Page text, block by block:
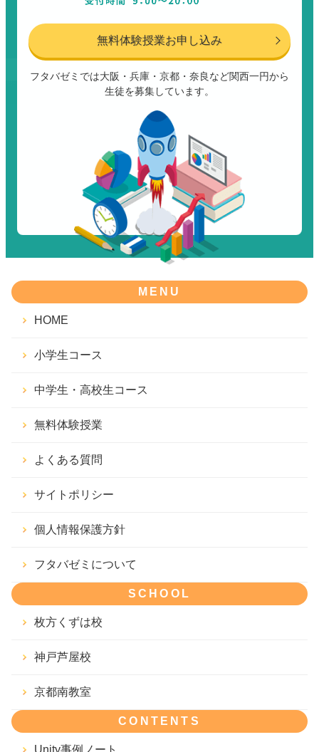
無料体験授業お申し込み
フタバゼミでは大阪・兵庫・京都・奈良など関西一円から
生徒を募集しています。
MENU
HOME
小学生コース
中学生・高校生コース
無料体験授業
よくある質問
サイトポリシー
個人情報保護方針
フタバゼミについて
SCHOOL
枚方くずは校
神戸芦屋校
京都南教室
CONTENTS
Unity事例ノート